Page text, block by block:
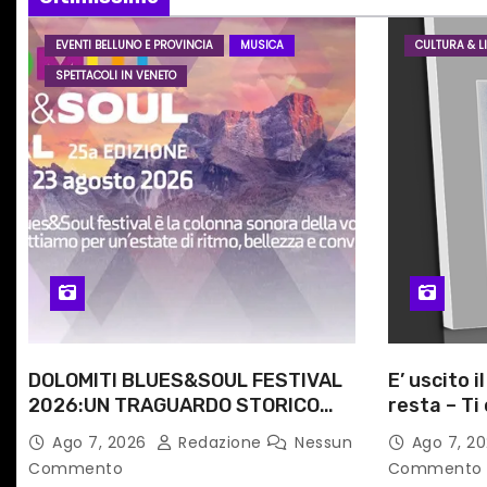
o
n
e
a
r
t
c
o
l
EVENTI BELLUNO E PROVINCIA
MUSICA
SPETTACOLI IN VENETO
DOLOMITI BLUES&SOUL FESTIVAL
2026:UN TRAGUARDO STORICO
PER LA 25ª EDIZIONE TRA LE CIME
PATRIMONIO UNESCO
Ago 7, 2026 Redazione
Nessun
Commento
CULTURA &
E’ uscito
resta – Ti
Angela
primario
Ago 7,
Commento